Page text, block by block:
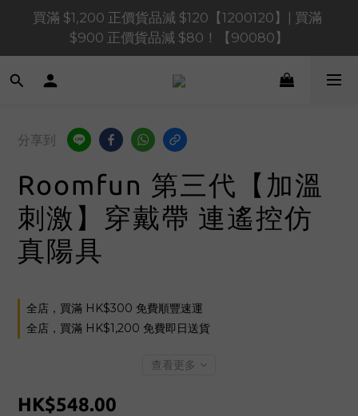
買滿 $1,200 正價貨品減 $120【1200120】| 買滿
$900 正價貨品減 $80！【90080】
買滿 $1,200 正價貨品減 $120【1200120】| 買滿
$900 正價貨品減 $80！【90080】
買滿 $600 正價貨品減 $40【60040】| 買滿 $400 正
📢 系統維護通知 – SHOPLINE Payments FPS將於
2026 年 8 月 9 日（日）凌晨 01:00 至 11:00 暫停交易
買滿 $1,200 正價貨品減 $120【1200120】| 買滿
$900 正價貨品減 $80！【90080】
分享到
Roomfun 第三代【加溫
刺激】穿戴帶 連遙控仿
真陽具
全店，買滿 HK$300 免費順豐速運
全店，買滿 HK$1,200 免費即日送貨
查看更多
HK$548.00